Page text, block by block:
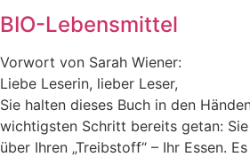
BIO-Lebensmittel
Vorwort von Sarah Wiener:
Liebe Leserin, lieber Leser,
Sie halten dieses Buch in den
wichtigsten Schritt bereits getan:
über Ihren „Treibstoff“ – Ihr Essen.